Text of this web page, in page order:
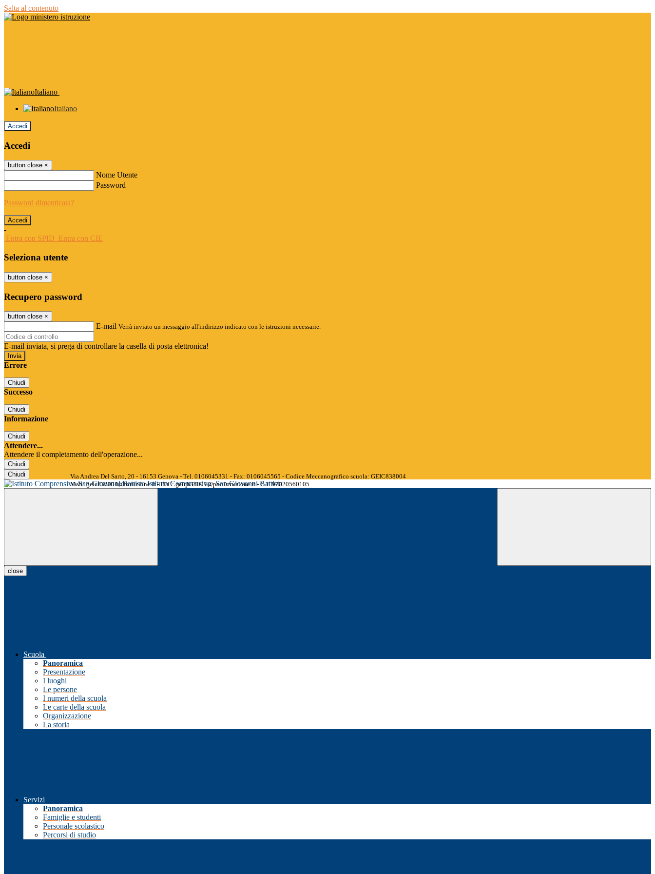
Salta al contenuto
Italiano
Italiano
Accedi
Accedi
button close ×
Nome Utente
Password
Password dimenticata?
-
Entra con SPID Entra con CIE
Seleziona utente
button close ×
Recupero password
button close ×
E-mail Verrà inviato un messaggio all'indirizzo indicato con le istruzioni necessarie.
E-mail inviata, si prega di controllare la casella di posta elettronica!
Errore
Chiudi
Successo
Chiudi
Informazione
Chiudi
Attendere...
Attendere il completamento dell'operazione...
Chiudi
Chiudi
Istituto Comprensivo San Giovanni Battista
Via Andrea Del Sarto, 20 - 16153 Genova - Tel. 0106045331 - Fax: 0106045565 - Codice Meccanografico scuola: GEIC838004
Mail: geic838004@istruzione.it - PEC: geic838004@pec.istruzione.it - C.F. 92020560105
close
Scuola
Panoramica
Presentazione
I luoghi
Le persone
I numeri della scuola
Le carte della scuola
Organizzazione
La storia
Servizi
Panoramica
Famiglie e studenti
Personale scolastico
Percorsi di studio